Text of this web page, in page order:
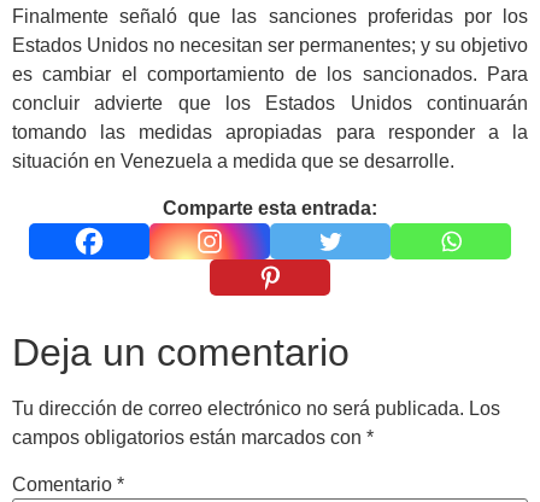
Finalmente señaló que las sanciones proferidas por los
Estados Unidos no necesitan ser permanentes; y su objetivo
es cambiar el comportamiento de los sancionados. Para
concluir advierte que los Estados Unidos continuarán
tomando las medidas apropiadas para responder a la
situación en Venezuela a medida que se desarrolle.
Comparte esta entrada:
Deja un comentario
Tu dirección de correo electrónico no será publicada. Los
campos obligatorios están marcados con *
Comentario *